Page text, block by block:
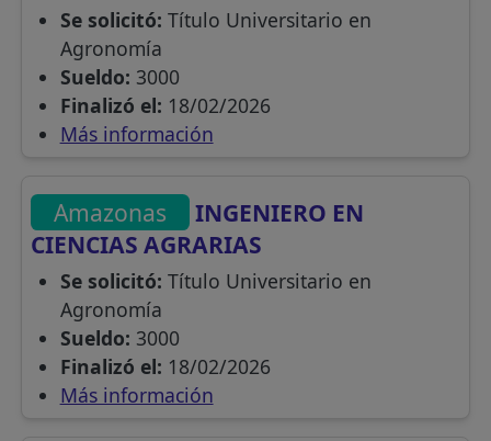
Se solicitó: Título Universitario en
Agronomía
Sueldo: 3000
Finalizó el: 18/02/2026
Más información
Amazonas
INGENIERO EN
CIENCIAS AGRARIAS
Se solicitó: Título Universitario en
Agronomía
Sueldo: 3000
Finalizó el: 18/02/2026
Más información